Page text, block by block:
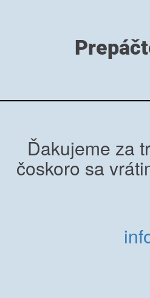
Ďakujeme za
čoskoro sa